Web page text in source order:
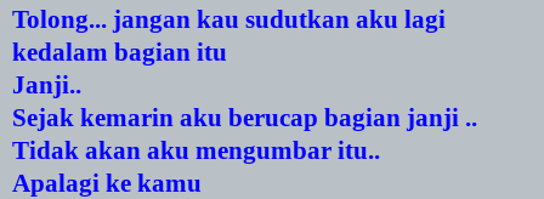
Tolong... jangan kau sudutkan aku lagi
kedalam bagian itu
Janji..
Sejak kemarin aku berucap bagian janji ..
Tidak akan aku mengumbar itu..
Apalagi ke kamu